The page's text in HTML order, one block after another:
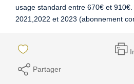
usage standard entre 670€ et
2021,2022 et 2023 (abonnement
Partager